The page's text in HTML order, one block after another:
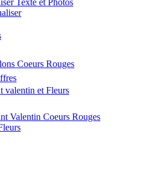
Texte et Photos
Coeurs Rouges
et Fleurs
Valentin Coeurs Rouges